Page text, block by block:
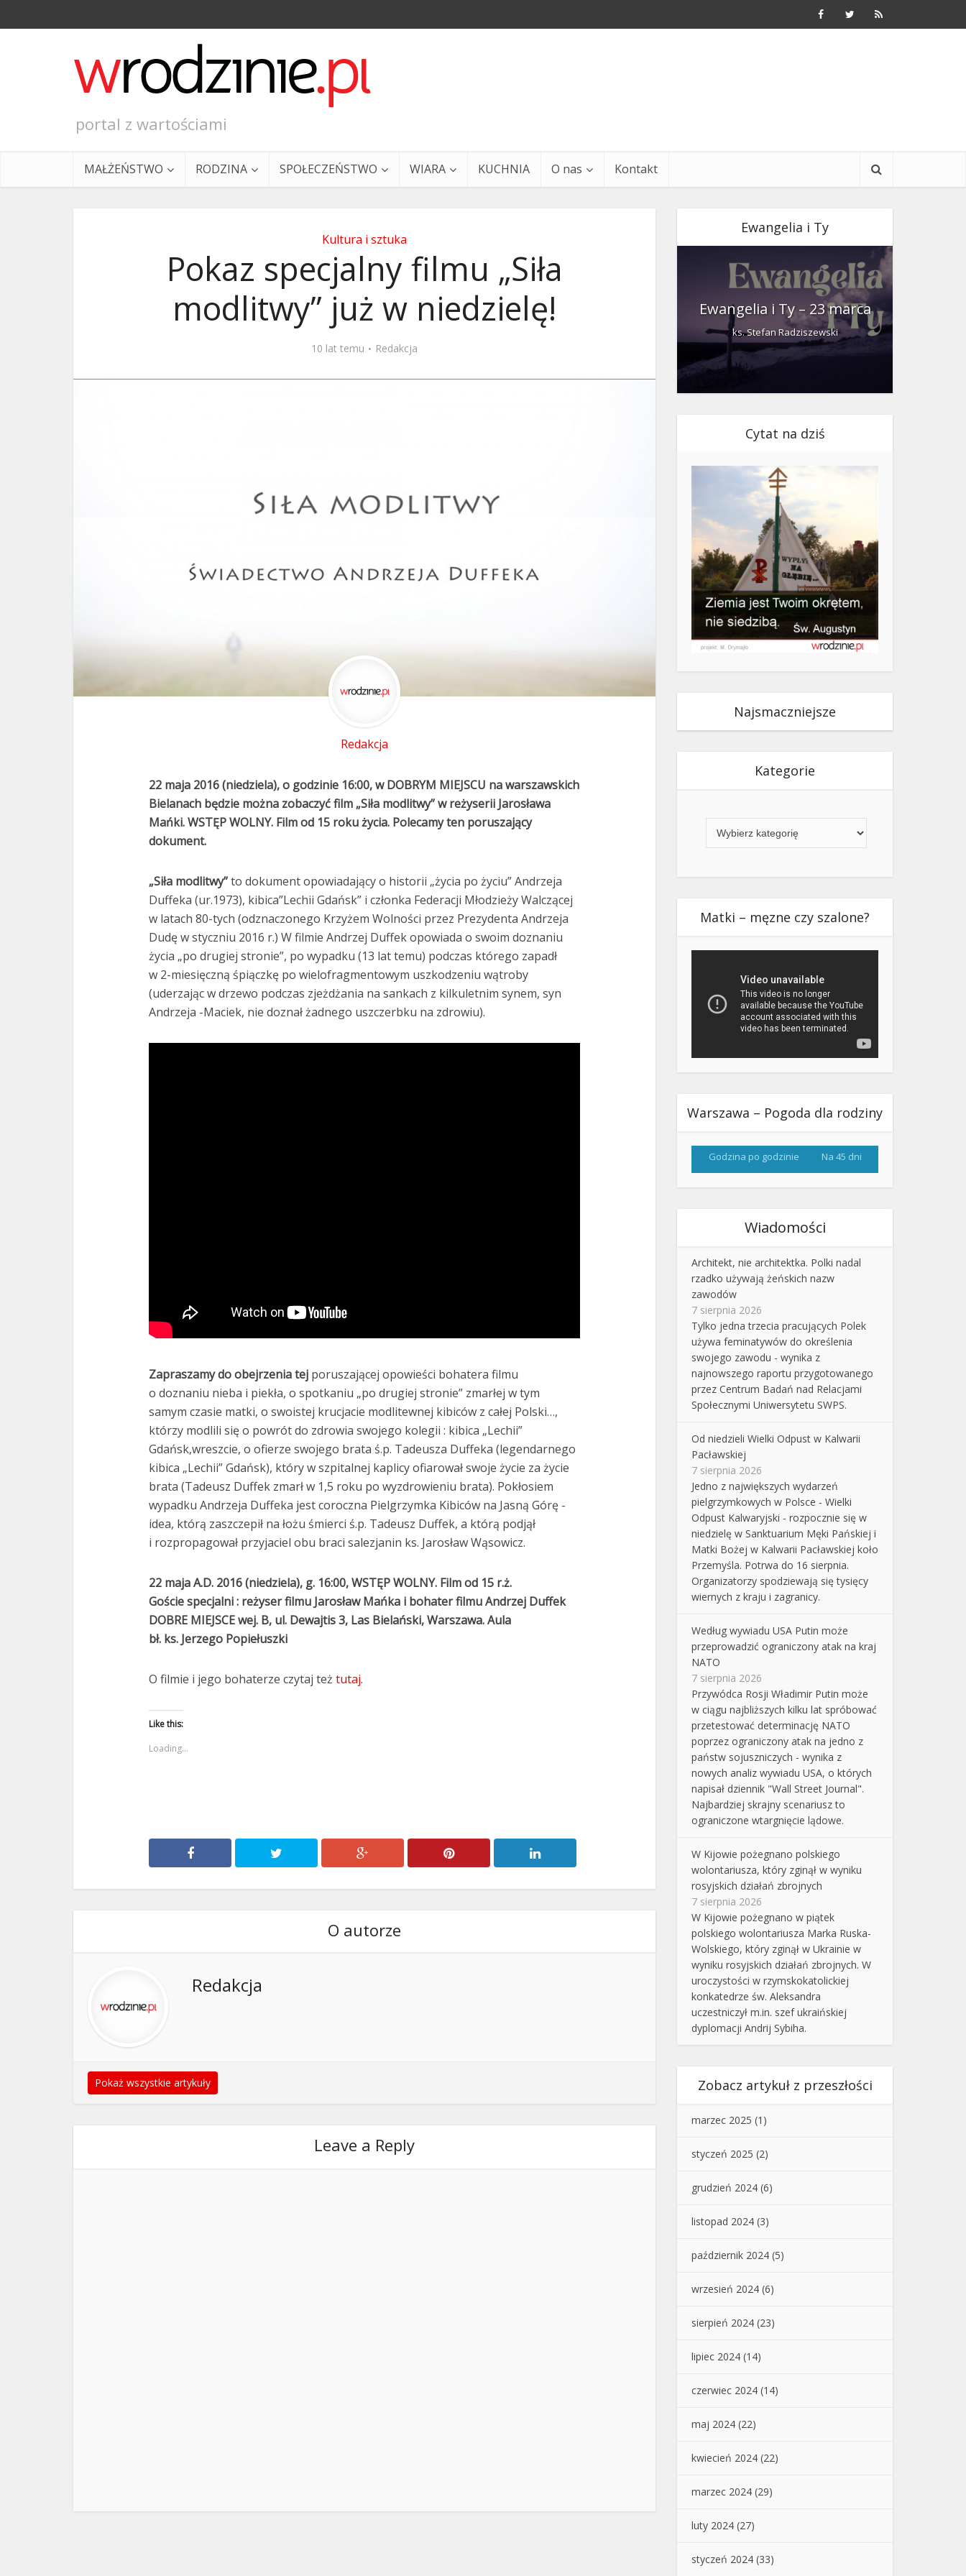
portal z wartościami
MAŁŻEŃSTWO RODZINA SPOŁECZEŃSTWO WIARA KUCHNIA O nas Kontakt
Kultura i sztuka
Pokaz specjalny filmu „Siła
modlitwy” już w niedzielę!
10 lat temu Redakcja
Redakcja
22 maja 2016 (niedziela), o godzinie 16:00, w DOBRYM MIEJSCU na warszawskich
Bielanach będzie można zobaczyć film „Siła modlitwy” w reżyserii Jarosława
Mańki. WSTĘP WOLNY. Film od 15 roku życia. Polecamy ten poruszający
dokument.
„Siła modlitwy”to dokument opowiadający o historii „życia po życiu” Andrzeja
Duffeka (ur.1973), kibica”Lechii Gdańsk” i członka Federacji Młodzieży Walczącej
w latach 80-tych (odznaczonego Krzyżem Wolności przez Prezydenta Andrzeja
Dudę w styczniu 2016 r.) W filmie Andrzej Duffek opowiada o swoim doznaniu
życia „po drugiej stronie”, po wypadku (13 lat temu) podczas którego zapadł
w 2-miesięczną śpiączkę po wielofragmentowym uszkodzeniu wątroby
(uderzając w drzewo podczas zjeżdżania na sankach z kilkuletnim synem, syn
Andrzeja -Maciek, nie doznał żadnego uszczerbku na zdrowiu).
Zapraszamy do obejrzenia tej poruszającej opowieści bohatera filmu
o doznaniu nieba i piekła, o spotkaniu „po drugiej stronie” zmarłej w tym
samym czasie matki, o swoistej krucjacie modlitewnej kibiców z całej Polski…,
którzy modlili się o powrót do zdrowia swojego kolegii : kibica „Lechii”
Gdańsk,wreszcie, o ofierze swojego brata ś.p. Tadeusza Duffeka (legendarnego
kibica „Lechii” Gdańsk), który w szpitalnej kaplicy ofiarował swoje życie za życie
brata (Tadeusz Duffek zmarł w 1,5 roku po wyzdrowieniu brata). Pokłosiem
wypadku Andrzeja Duffeka jest coroczna Pielgrzymka Kibiców na Jasną Górę -
idea, którą zaszczepił na łożu śmierci ś.p. Tadeusz Duffek, a którą podjął
i rozpropagował przyjaciel obu braci salezjanin ks. Jarosław Wąsowicz.
22 maja A.D. 2016 (niedziela), g. 16:00, WSTĘP WOLNY. Film od 15 r.ż.
Goście specjalni : reżyser filmu Jarosław Mańka i bohater filmu Andrzej Duffek
DOBRE MIEJSCE wej. B, ul. Dewajtis 3, Las Bielański, Warszawa.Aula
bł. ks. Jerzego Popiełuszki
O filmie i jego bohaterze czytaj też tutaj.
Like this:
Loading...
O autorze
Redakcja
Pokaż wszystkie artykuły
Leave a Reply
Ewangelia i Ty
Ewangelia i Ty – 29 grudnia
ks. Stefan Radziszewski
Ewangelia i Ty – 27 grudnia
ks. Stefan Radziszewski
Ewangelia i Ty – 23 marca
ks. Stefan Radziszewski
Cytat na dziś
Najsmaczniejsze
Kategorie
Matki – męzne czy szalone?
Warszawa – Pogoda dla rodziny
Godzina po godzinie Na 45 dni
Wiadomości
Architekt, nie architektka. Polki nadal
rzadko używają żeńskich nazw
zawodów
7 sierpnia 2026
Tylko jedna trzecia pracujących Polek
używa feminatywów do określenia
swojego zawodu - wynika z
najnowszego raportu przygotowanego
przez Centrum Badań nad Relacjami
Społecznymi Uniwersytetu SWPS.
Od niedzieli Wielki Odpust w Kalwarii
Pacławskiej
7 sierpnia 2026
Jedno z największych wydarzeń
pielgrzymkowych w Polsce - Wielki
Odpust Kalwaryjski - rozpocznie się w
niedzielę w Sanktuarium Męki Pańskiej i
Matki Bożej w Kalwarii Pacławskiej koło
Przemyśla. Potrwa do 16 sierpnia.
Organizatorzy spodziewają się tysięcy
wiernych z kraju i zagranicy.
Według wywiadu USA Putin może
przeprowadzić ograniczony atak na kraj
NATO
7 sierpnia 2026
Przywódca Rosji Władimir Putin może
w ciągu najbliższych kilku lat spróbować
przetestować determinację NATO
poprzez ograniczony atak na jedno z
państw sojuszniczych - wynika z
nowych analiz wywiadu USA, o których
napisał dziennik "Wall Street Journal".
Najbardziej skrajny scenariusz to
ograniczone wtargnięcie lądowe.
W Kijowie pożegnano polskiego
wolontariusza, który zginął w wyniku
rosyjskich działań zbrojnych
7 sierpnia 2026
W Kijowie pożegnano w piątek
polskiego wolontariusza Marka Ruska-
Wolskiego, który zginął w Ukrainie w
wyniku rosyjskich działań zbrojnych. W
uroczystości w rzymskokatolickiej
konkatedrze św. Aleksandra
uczestniczył m.in. szef ukraińskiej
dyplomacji Andrij Sybiha.
Zobacz artykuł z przeszłości
marzec 2025 (1)
styczeń 2025 (2)
grudzień 2024 (6)
listopad 2024 (3)
październik 2024 (5)
wrzesień 2024 (6)
sierpień 2024 (23)
lipiec 2024 (14)
czerwiec 2024 (14)
maj 2024 (22)
kwiecień 2024 (22)
marzec 2024 (29)
luty 2024 (27)
styczeń 2024 (33)